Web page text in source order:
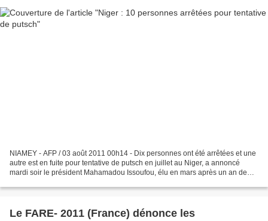
NIAMEY - AFP / 03 août 2011 00h14 - Dix personnes ont été arrêtées et une
autre est en fuite pour tentative de putsch en juillet au Niger, a annoncé
mardi soir le président Mahamadou Issoufou, élu en mars après un an de
Le FARE- 2011 (France) dénonce les